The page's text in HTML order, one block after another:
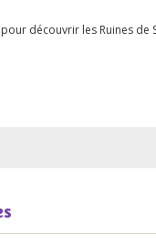
découvrir les Ruines de